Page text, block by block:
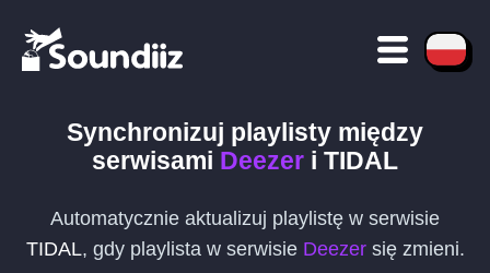
Synchronizuj playlisty między
serwisami Deezer i TIDAL
Automatycznie aktualizuj playlistę w serwisie
TIDAL, gdy playlista w serwisie Deezersię zmieni.